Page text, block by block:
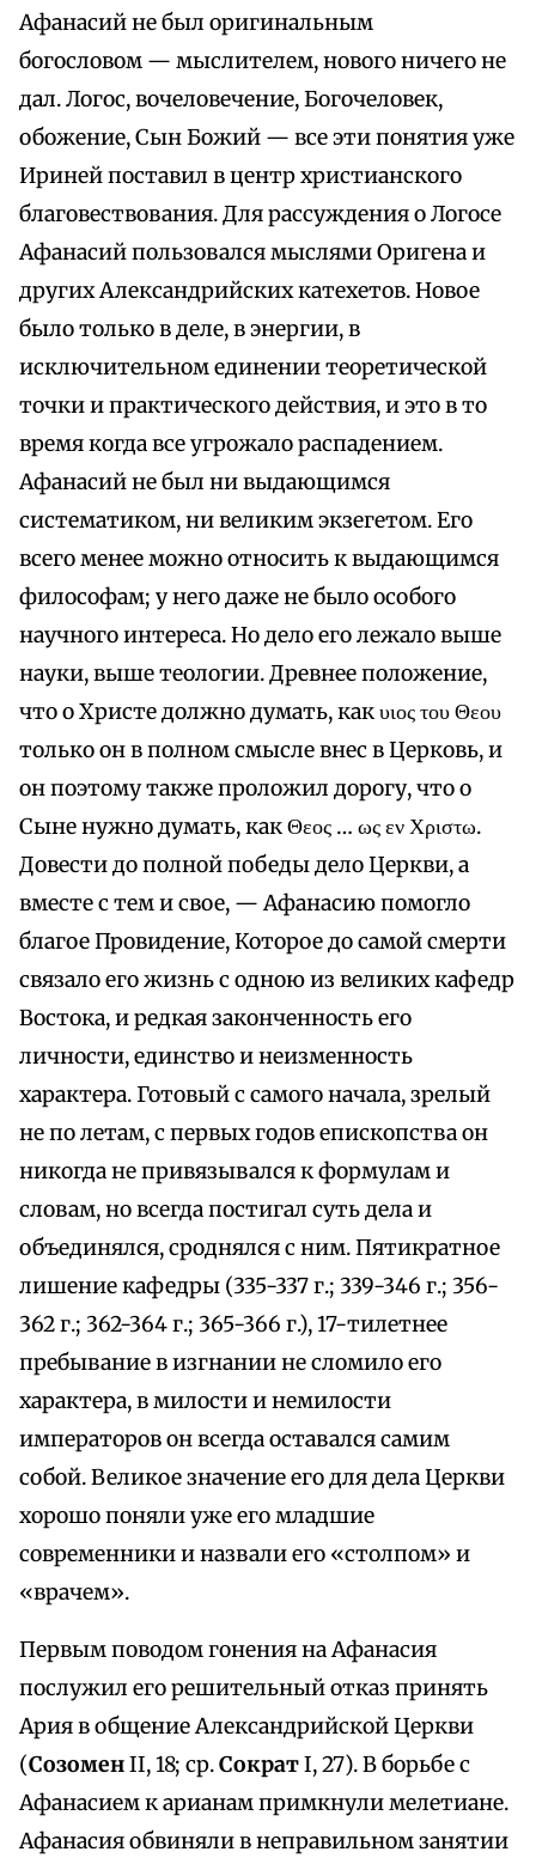
Афанасий не был оригинальным
богословом — мыслителем, нового ничего не
дал. Логос, вочеловечение, Богочеловек,
обожение, Сын Божий — все эти понятия уже
Ириней поставил в центр христианского
благовествования. Для рассуждения о Логосе
Афанасий пользовался мыслями Оригена и
других Александрийских катехетов. Новое
было только в деле, в энергии, в
исключительном единении теоретической
точки и практического действия, и это в то
время когда все угрожало распадением.
Афанасий не был ни выдающимся
систематиком, ни великим экзегетом. Его
всего менее можно относить к выдающимся
философам; у него даже не было особого
научного интереса. Но дело его лежало выше
науки, выше теологии. Древнее положение,
что о Христе должно думать, как υιος του Θεου
только он в полном смысле внес в Церковь, и
он поэтому также проложил дорогу, что о
Сыне нужно думать, как Θεος … ως εν Χριστω.
Довести до полной победы дело Церкви, а
вместе с тем и свое, — Афанасию помогло
благое Провидение, Которое до самой смерти
связало его жизнь с одною из великих кафедр
Востока, и редкая законченность его
личности, единство и неизменность
характера. Готовый с самого начала, зрелый
не по летам, с первых годов епископства он
никогда не привязывался к формулам и
словам, но всегда постигал суть дела и
объединялся, сроднялся с ним. Пятикратное
лишение кафедры (335-337 г.; 339-346 г.; 356-
362 г.; 362-364 г.; 365-366 г.), 17-тилетнее
пребывание в изгнании не сломило его
характера, в милости и немилости
императоров он всегда оставался самим
собой. Великое значение его для дела Церкви
хорошо поняли уже его младшие
современники и назвали его «столпом» и
«врачем».
Первым поводом гонения на Афанасия
послужил его решительный отказ принять
Ария в общение Александрийской Церкви
(СозоменII, 18; ср.СократI, 27). В борьбе с
Афанасием к арианам примкнули мелетиане.
Афанасия обвиняли в неправильном занятии